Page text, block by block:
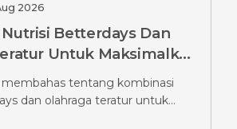
2026
Betterdays Dan
Untuk Maksimalkan
Wajib Tahu
membahas tentang kombinasi
dan olahraga teratur untuk